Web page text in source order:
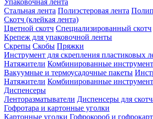
Упаковочная лента
Стальная лента Полиэстеровая лента
Скотч (клейкая лента)
Цветной скотч Специализированный скотч
Крепеж для упаковочной ленты
Скрепы Скобы Пряжки
Инструмент для скрепления пластиковых
Натяжители Комбинированные
Вакуумные и термоусадочные пакеты
Натяжители Комбинированные
Диспенсеры
Ленторазматыватели Диспенсеры для
Гофротара и картонные уголки
Картонные уголки Гофрокороб и